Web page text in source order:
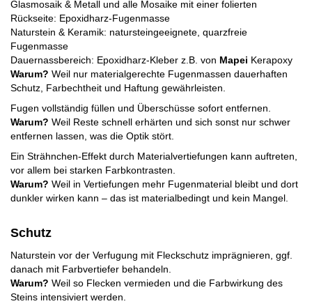
Glasmosaik & Metall und alle Mosaike mit einer folierten
Rückseite: Epoxidharz-Fugenmasse
Naturstein & Keramik: natursteingeeignete, quarzfreie
Fugenmasse
Dauernassbereich: Epoxidharz-Kleber z.B. von Mapei Kerapoxy
Warum? Weil nur materialgerechte Fugenmassen dauerhaften
Schutz, Farbechtheit und Haftung gewährleisten.
Fugen vollständig füllen und Überschüsse sofort entfernen.
Warum? Weil Reste schnell erhärten und sich sonst nur schwer
entfernen lassen, was die Optik stört.
Ein Strähnchen-Effekt durch Materialvertiefungen kann auftreten,
vor allem bei starken Farbkontrasten.
Warum? Weil in Vertiefungen mehr Fugenmaterial bleibt und dort
dunkler wirken kann – das ist materialbedingt und kein Mangel.
Schutz
Naturstein vor der Verfugung mit Fleckschutz imprägnieren, ggf.
danach mit Farbvertiefer behandeln.
Warum? Weil so Flecken vermieden und die Farbwirkung des
Steins intensiviert werden.